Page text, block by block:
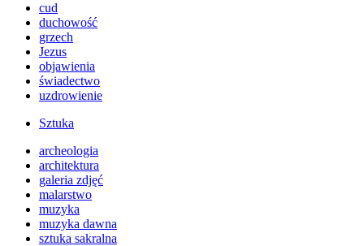
cud
duchowość
grzech
Jezus
objawienia
świadectwo
uzdrowienie
Sztuka
archeologia
architektura
galeria zdjęć
malarstwo
muzyka
muzyka dawna
sztuka sakralna